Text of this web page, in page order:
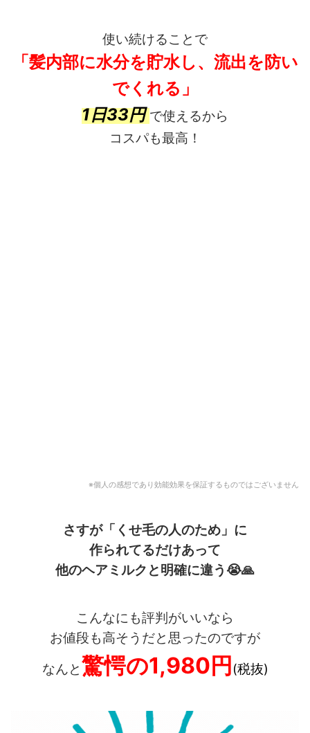
使い続けることで
「髪内部に水分を貯水し、 流出を防い
でくれる」
1日33円で使えるから
コスパも最高！
※個人の感想であり効能効果を保証するものではございません
さすが「くせ毛の人のため」に
作られてるだけあって
他のヘアミルクと明確に違う 😭🙏
こんなにも評判がいいなら
お値段も高そうだと思ったのですが
なんと驚愕の1,980円 (税抜)